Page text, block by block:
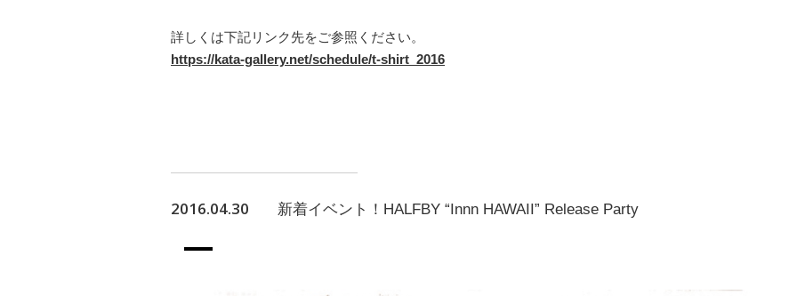
詳しくは下記リンク先をご参照ください。
https://kata-gallery.net/schedule/t-shirt_2016
2016.04.30 新着イベント！HALFBY “Innn HAWAII” Release Party